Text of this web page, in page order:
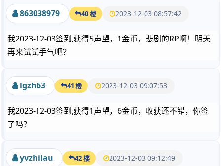
863038979 40 楼 2023-12-03 08:57:42
我2023-12-03签到,获得5声望，1金币，悲剧的RP啊！明天
再来试试手气吧？
lgzh63 41 楼 2023-12-03 09:07:53
我2023-12-03签到,获得1声望，6金币，收获还不错，你签
了吗？
yvzhilau 42 楼 2023-12-03 09:12:49